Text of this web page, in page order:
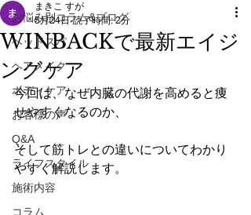
お悩み別コラム&ブログ
ヘッドスパ
ヘアメイク
ボディケア
お客様の声
Q&A
ライフスタイル
施術内容
コラム
WINBACKで最新エイジ
ングケア
まきこ すが
5月24日 読了時間: 2分
今回は、なぜ内臓の代謝を高めると痩
せやすくなるのか、
そして筋トレとの違いについてわかり
やすく解説します。